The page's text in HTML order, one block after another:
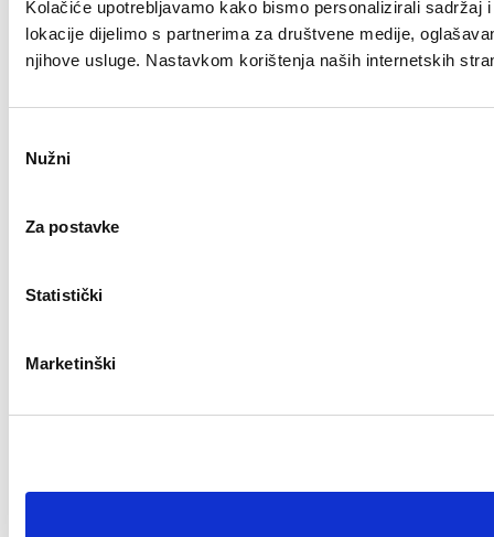
Kolačiće upotrebljavamo kako bismo personalizirali
lokacije dijelimo s partnerima za društvene medije,
njihove usluge. Nastavkom korištenja naših internetskih
pristanka
Nužni
Za postavke
Statistički
Marketinški